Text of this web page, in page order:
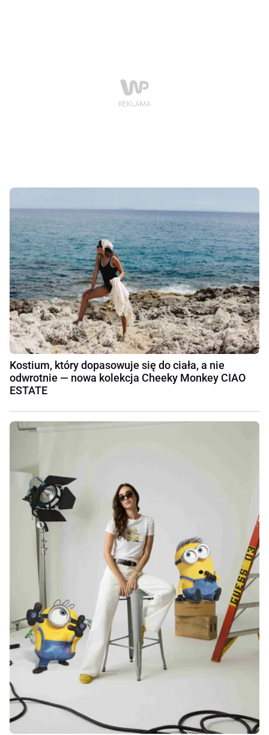
Kostium, który dopasowuje się do ciała, a nie
odwrotnie — nowa kolekcja Cheeky Monkey CIAO
ESTATE